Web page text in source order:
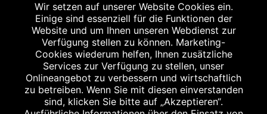
Impressum
Datenschutz
Barrierefreiheit
Wir setzen auf unserer Website Cookies ein.
Einige sind essenziell für die Funktionen der
Website und um Ihnen unseren Webdienst zur
Verfügung stellen zu können. Marketing-
Cookies wiederum helfen, Ihnen zusätzliche
Services zur Verfügung zu stellen, unser
Onlineangebot zu verbessern und wirtschaftlich
zu betreiben. Wenn Sie mit diesen einverstanden
sind, klicken Sie bitte auf „Akzeptieren“.